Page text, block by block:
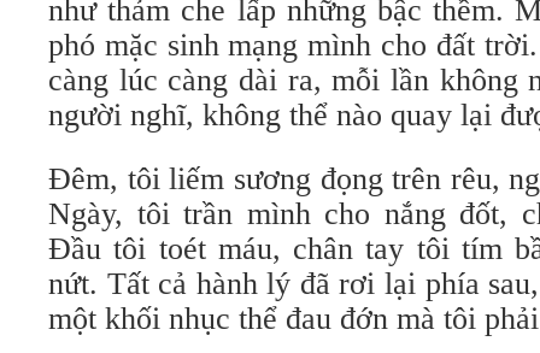
như thảm che lấp những bậc thềm.
phó mặc sinh mạng mình cho đất
càng lúc càng dài ra, mỗi lần không
người nghĩ, không thể nào quay lại
Đêm, tôi liếm sương đọng trên rêu,
Ngày, tôi trần mình cho nắng đốt,
Đầu tôi toét máu, chân tay tôi tím
nứt. Tất cả hành lý đã rơi lại phía
một khối nhục thể đau đớn mà tôi